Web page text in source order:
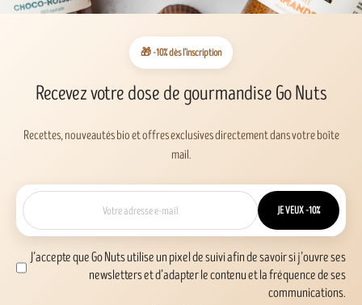
🎁 -10% dès l’inscription
Recevez votre dose de gourmandise Go Nuts
Recettes, nouveautés bio et offres exclusives directement dans votre boîte
mail.
JE VEUX -10%
J’accepte que Go Nuts utilise un pixel de suivi afin de savoir si j’ouvre ses
newsletters et d’adapter le contenu et la fréquence de ses
communications.